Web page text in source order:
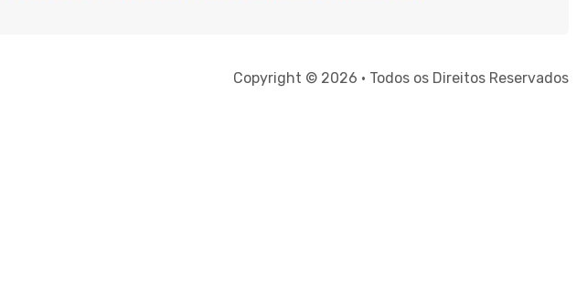
Copyright © 2026 • Todos os Direitos Reservados